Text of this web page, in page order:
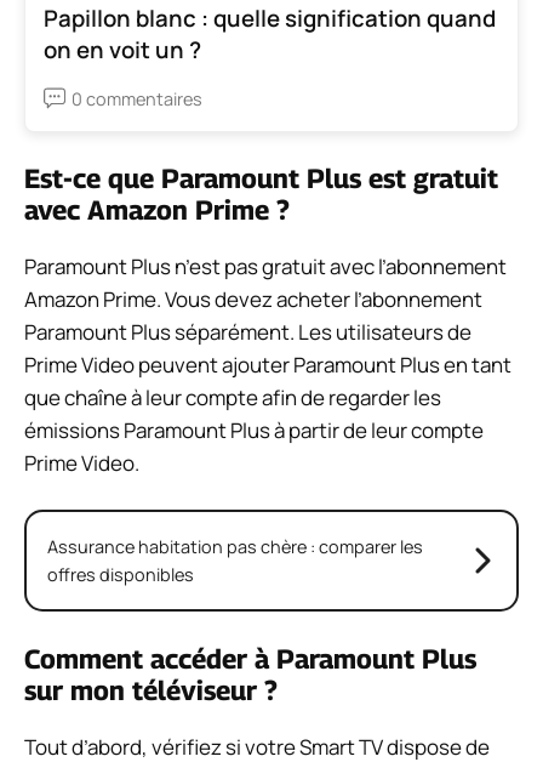
Papillon blanc : quelle signification quand
on en voit un ?
0 commentaires
Est-ce que Paramount Plus est gratuit
avec Amazon Prime ?
Paramount Plus n’est pas gratuit avec l’abonnement
Amazon Prime. Vous devez acheter l’abonnement
Paramount Plus séparément. Les utilisateurs de
Prime Video peuvent ajouter Paramount Plus en tant
que chaîne à leur compte afin de regarder les
émissions Paramount Plus à partir de leur compte
Prime Video.
Assurance habitation pas chère : comparer les
offres disponibles
Comment accéder à Paramount Plus
sur mon téléviseur ?
Tout d’abord, vérifiez si votre Smart TV dispose de